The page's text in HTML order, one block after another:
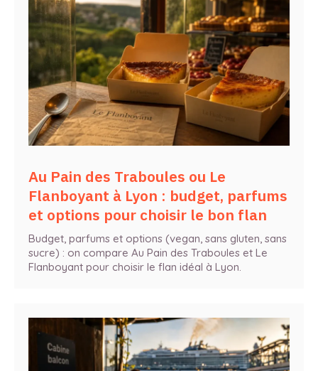
Au Pain des Traboules ou Le
Flanboyant à Lyon : budget, parfums
et options pour choisir le bon flan
Budget, parfums et options (vegan, sans gluten, sans
sucre) : on compare Au Pain des Traboules et Le
Flanboyant pour choisir le flan idéal à Lyon.